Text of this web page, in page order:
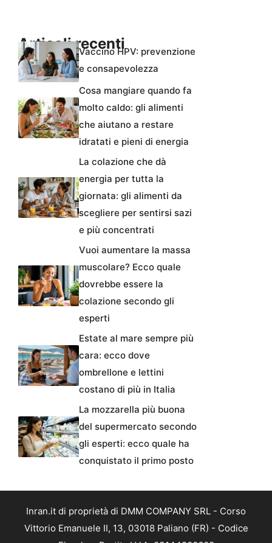
Articoli recentiVaccino HPV: prevenzione
e consapevolezza
Cosa mangiare quando fa
molto caldo: gli alimenti
che aiutano a restare
idratati e pieni di energia
La colazione che dà
energia per tutta la
giornata: gli alimenti da
scegliere per sentirsi sazi
e più concentrati
Vuoi aumentare la massa
muscolare? Ecco quale
dovrebbe essere la
colazione secondo gli
esperti
Estate al mare sempre più
cara: ecco dove
ombrellone e lettini
costano di più in Italia
La mozzarella più buona
del supermercato secondo
gli esperti: ecco quale ha
conquistato il primo posto
Inran.it di proprietà di DMM COMPANY SRL - Corso
Vittorio Emanuele II, 13, 03018 Paliano (FR) - Codice